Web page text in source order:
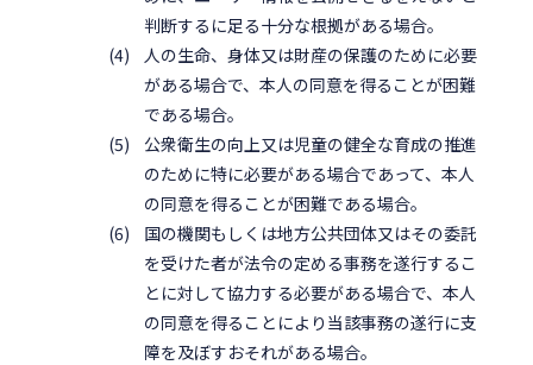
判断するに足る十分な根拠がある場合。
人の生命、身体又は財産の保護のために必要
がある場合で、本人の同意を得ることが困難
である場合。
公衆衛生の向上又は児童の健全な育成の推進
のために特に必要がある場合であって、本人
の同意を得ることが困難である場合。
国の機関もしくは地方公共団体又はその委託
を受けた者が法令の定める事務を遂行するこ
とに対して協力する必要がある場合で、本人
の同意を得ることにより当該事務の遂行に支
障を及ぼすおそれがある場合。